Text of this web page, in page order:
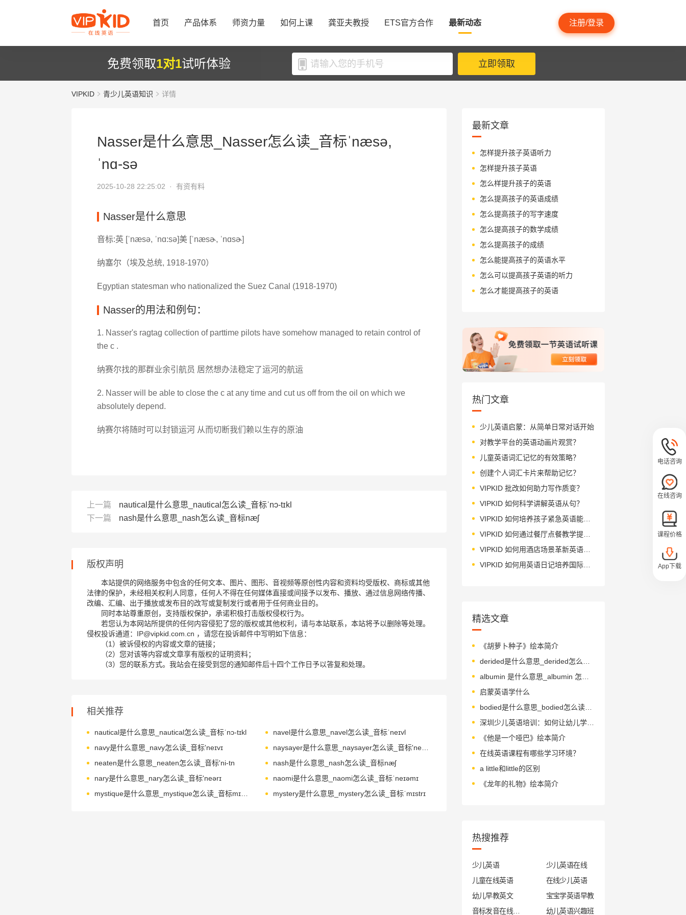
首页 产品体系 师资力量 如何上课 龚亚夫教授 ETS官方合作 最新动态 注册/登录
免费领取1对1试听体验 立即领取
VIPKID 青少儿英语知识 详情
Nasser是什么意思_Nasser怎么读_音标ˈnæsə,
ˈnɑ-sə
2025-10-28 22:25:02 · 有资有料
Nasser是什么意思
音标:英 [ˈnæsə, ˈnɑ:sə]美 [ˈnæsɚ, ˈnɑsɚ]
纳塞尔（埃及总统, 1918-1970）
Egyptian statesman who nationalized the Suez Canal (1918-1970)
Nasser的用法和例句：
1. Nasser's ragtag collection of parttime pilots have somehow managed to retain control of
the c .
纳赛尔找的那群业余引航员 居然想办法稳定了运河的航运
2. Nasser will be able to close the c at any time and cut us off from the oil on which we
absolutely depend.
纳赛尔将随时可以封锁运河 从而切断我们赖以生存的原油
上一篇
nautical是什么意思_nautical怎么读_音标ˈnɔ-tɪkl
下一篇
nash是什么意思_nash怎么读_音标næʃ
版权声明
本站提供的网络服务中包含的任何文本、图片、图形、音视频等原创性内容和资料均受版权、商标或其他
法律的保护，未经相关权利人同意，任何人不得在任何媒体直接或间接予以发布、播放、通过信息网络传播、
改编、汇编、出于播放或发布目的改写或复制发行或者用于任何商业目的。
同时本站尊重原创，支持版权保护，承诺积极打击版权侵权行为。
若您认为本网站所提供的任何内容侵犯了您的版权或其他权利，请与本站联系，本站将予以删除等处理。
侵权投诉通道：IP@vipkid.com.cn ，请您在投诉邮件中写明如下信息：
（1）被诉侵权的内容或文章的链接；
（2）您对该等内容或文章享有版权的证明资料；
（3）您的联系方式。我站会在接受到您的通知邮件后十四个工作日予以答复和处理。
相关推荐
nautical是什么意思_nautical怎么读_音标ˈnɔ-tɪkl
navel是什么意思_navel怎么读_音标ˈneɪvl
navy是什么意思_navy怎么读_音标'neɪvɪ
naysayer是什么意思_naysayer怎么读_音标'neɪˌseɪə
neaten是什么意思_neaten怎么读_音标'ni-tn
nash是什么意思_nash怎么读_音标næʃ
nary是什么意思_nary怎么读_音标'neərɪ
naomi是什么意思_naomi怎么读_音标ˈneɪəmɪ
mystique是什么意思_mystique怎么读_音标mɪˈsti-k
mystery是什么意思_mystery怎么读_音标ˈmɪstrɪ
最新文章
怎样提升孩子英语听力
怎样提升孩子英语
怎么样提升孩子的英语
怎么提高孩子的英语成绩
怎么提高孩子的写字速度
怎么提高孩子的数学成绩
怎么提高孩子的成绩
怎么能提高孩子的英语水平
怎么可以提高孩子英语的听力
怎么才能提高孩子的英语
热门文章
少儿英语启蒙：从简单日常对话开始
对教学平台的英语动画片观赏？
儿童英语词汇记忆的有效策略？
创建个人词汇卡片来帮助记忆？
VIPKID 批改如何助力写作质变？
VIPKID 如何科学讲解英语从句？
VIPKID 如何培养孩子紧急英语能力？
VIPKID 如何通过餐厅点餐教学提升少儿英语应用能力？
VIPKID 如何用酒店场景革新英语教学？
VIPKID 如何用英语日记培养国际化人才？
精选文章
《胡萝卜种子》绘本简介
启蒙英语学什么
bodied是什么意思_bodied怎么读_音标'bɒdɪd
深圳少儿英语培训：如何让幼儿学习英语？
《他是一个哑巴》绘本简介
在线英语课程有哪些学习环境？
a little和little的区别
《龙年的礼物》绘本简介
热搜推荐
少儿英语
少儿英语在线
儿童在线英语
在线少儿英语
幼儿早教英文
宝宝学英语早教
幼儿英语兴趣班
电话咨询
在线咨询
课程价格
App下载